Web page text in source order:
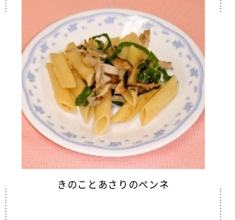
【只今休売中】菜の花ふりかけ
沖縄パインゼリー
すだちゼリー
ブルーベリーゼリーCFE
北海道シュレッドチーズ
給食用 毎日骨太 MBP® ベビーチーズ
クラスメイト
うの花コロッケ（ひじき入り）
スクールチーズフォンデュサンドコロッケ
きのことあさりのペンネ